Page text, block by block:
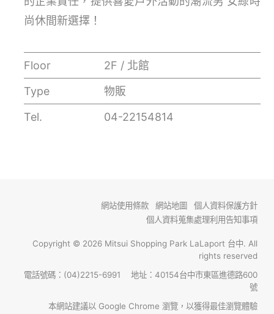
尚休間新選擇！
Floor
2F / 北館
Type
物販
Tel.
04-22154814
網站使用條款 網站地圖
個人資料保護方針
個人資料蒐集處理利用告知事項
Copyright © 2026 Mitsui Shopping Park LaLaport 台中. All
rights reserved
電話號碼：(04)2215-6991 地址：40154台中市東區進德路600
號
本網站建議以 Google Chrome 瀏覽，以獲得最佳瀏覽體驗